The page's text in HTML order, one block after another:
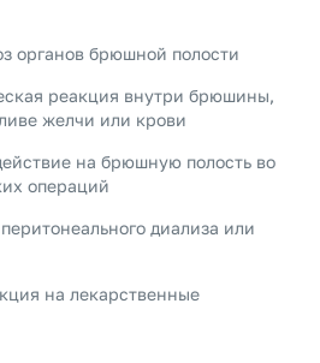
органов брюшной полости
реакция внутри брюшины,
желчи или крови
на брюшную полость во
операций
диализа или
на лекарственные